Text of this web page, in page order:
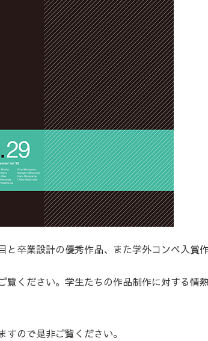
と卒業設計の優秀作品、また学外コンペ入賞
ください。学生たちの作品制作に対する情
ので是非ご覧ください。